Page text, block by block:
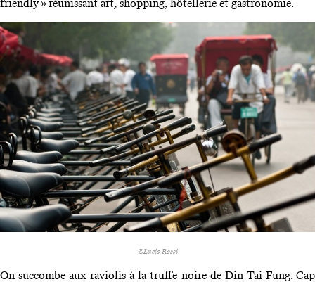
friendly » réunissant art, shopping, hôtellerie et gastronomie.
©Lucio Rossi
On succombe aux raviolis à la truffe noire de Din Tai Fung. Cap